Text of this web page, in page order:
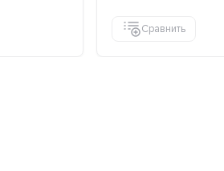
Сравнить